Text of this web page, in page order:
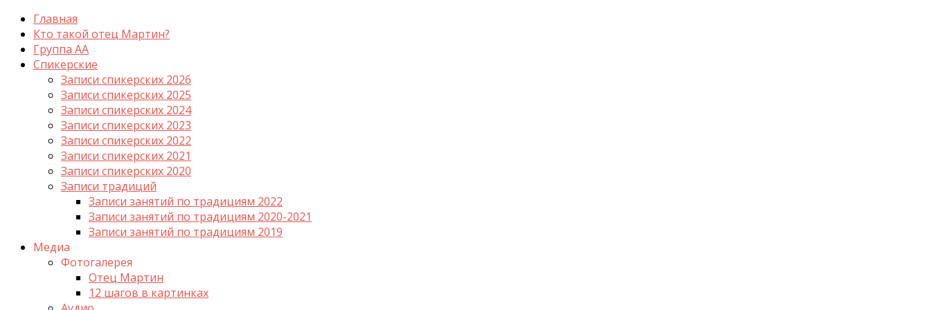
Главная
Кто такой отец Мартин?
Группа АА
Спикерские
Записи спикерских 2026
Записи спикерских 2025
Записи спикерских 2024
Записи спикерских 2023
Записи спикерских 2022
Записи спикерских 2021
Записи спикерских 2020
Записи традиций
Записи занятий по традициям 2022
Записи занятий по традициям 2020-2021
Записи занятий по традициям 2019
Медиа
Фотогалерея
Отец Мартин
12 шагов в картинках